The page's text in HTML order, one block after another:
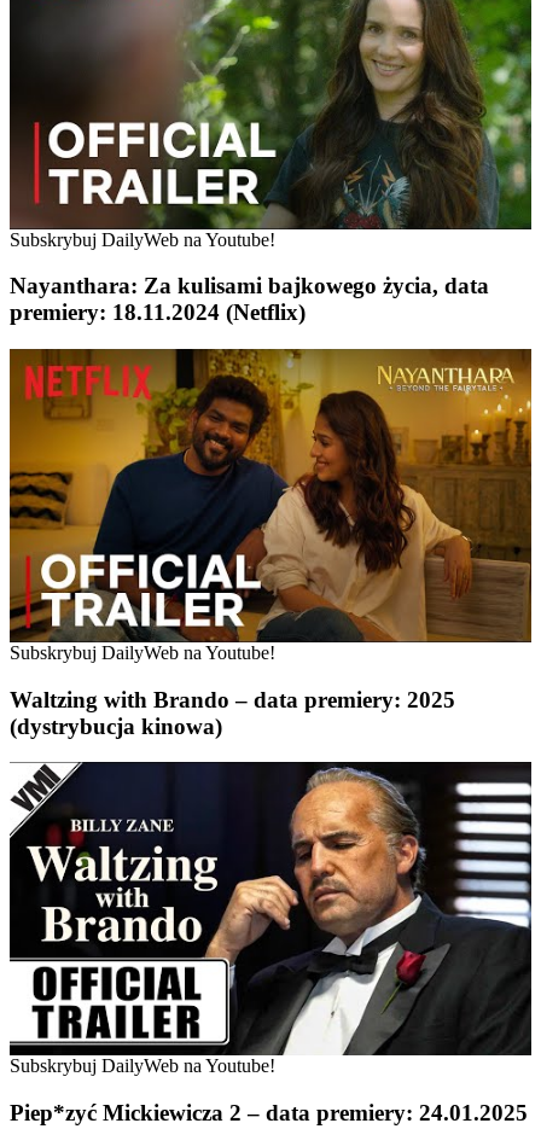
Subskrybuj DailyWeb na Youtube!
Nayanthara: Za kulisami bajkowego życia, data
premiery: 18.11.2024 (Netflix)
Subskrybuj DailyWeb na Youtube!
Waltzing with Brando – data premiery: 2025
(dystrybucja kinowa)
Subskrybuj DailyWeb na Youtube!
Piep*zyć Mickiewicza 2 – data premiery: 24.01.2025